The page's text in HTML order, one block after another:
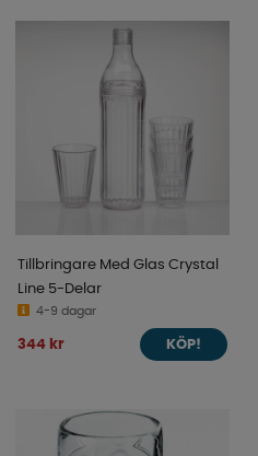
Tillbringare Med Glas Crystal
Line 5-Delar
4-9 dagar
344 kr KÖP!